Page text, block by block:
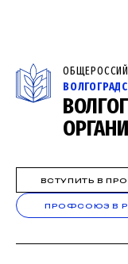
ВСТУПИТЬ В
ПРОФСОЮЗ В